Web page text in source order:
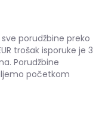
porudžbine preko
trošak isporuke je 3
Porudžbine
početkom